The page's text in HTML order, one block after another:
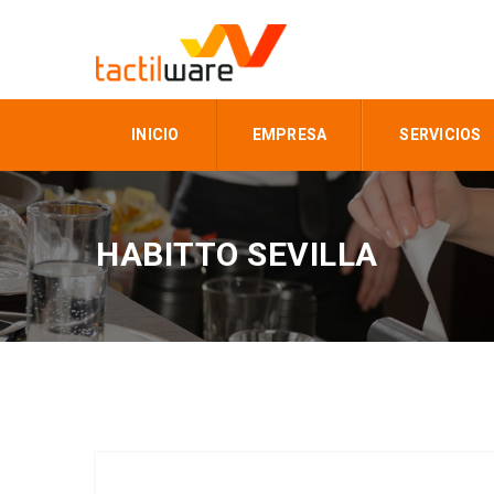
INICIO EMPRESA SERVICIOS
HABITTO SEVILLA